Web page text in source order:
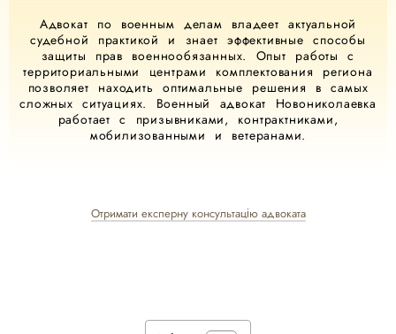
Адвокат по военным делам владеет актуальной
судебной практикой и знает эффективные способы
защиты прав военнообязанных. Опыт работы с
территориальными центрами комплектования региона
позволяет находить оптимальные решения в самых
сложных ситуациях. Военный адвокат Новониколаевка
работает с призывниками, контрактниками,
мобилизованными и ветеранами.
Отримати експерну консультацію адвоката